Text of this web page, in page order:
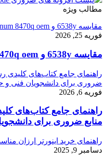
مطالب ویژه
مقایسه 6538y و intel xeon platinum 8470q oem
فوریه 25, 2026
مقایسه 6538y و intel xeon platinum 8470q oem
راهنمای جامع کتاب‌های کلیدی
ضروری برای دانشجویان فنی و
فوریه 6, 2026
راهنمای جامع کتاب‌های
منابع ضروری برای
راهنمای خرید اینورتر ارزان
دسامبر 9, 2025